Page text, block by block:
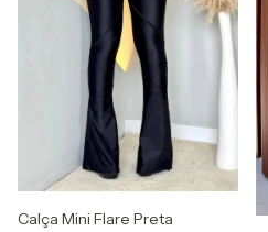
Calça Mini Flare Preta